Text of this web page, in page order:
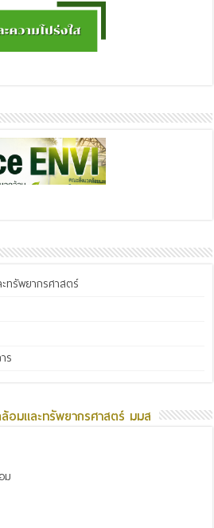
รัพยากรศาสตร์
ร
อมและทรัพยากรศาสตร์ มมส
ม